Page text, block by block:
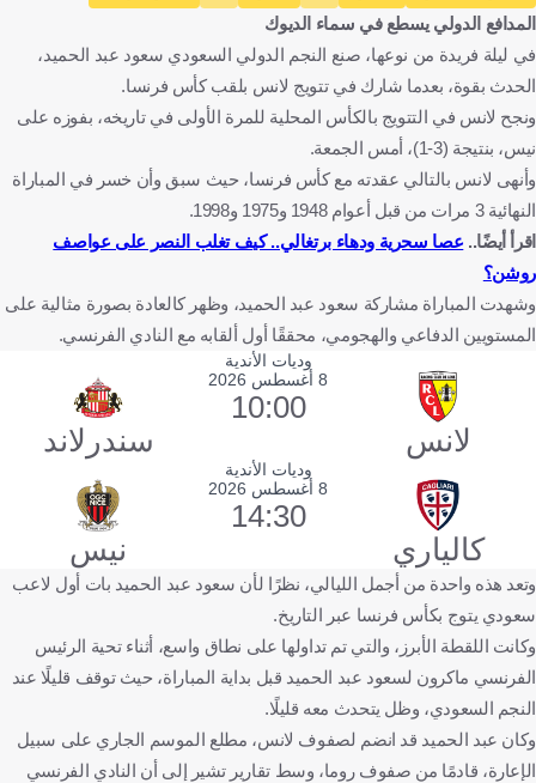
سعود عبد الحميد
دوري روشن السعودي
المملكة العربية السعودية
كرة قدم
المدافع الدولي يسطع في سماء الديوك
في ليلة فريدة من نوعها، صنع النجم الدولي السعودي سعود عبد الحميد،
الحدث بقوة، بعدما شارك في تتويج لانس بلقب كأس فرنسا.
ونجح لانس في التتويج بالكأس المحلية للمرة الأولى في تاريخه، بفوزه على
نيس، بنتيجة (3-1)، أمس الجمعة.
وأنهى لانس بالتالي عقدته مع كأس فرنسا، حيث سبق وأن خسر في المباراة
النهائية 3 مرات من قبل أعوام 1948 و1975 و1998.
اقرأ أيضًا.. عصا سحرية ودهاء برتغالي.. كيف تغلب النصر على عواصف
روشن؟
وشهدت المباراة مشاركة سعود عبد الحميد، وظهر كالعادة بصورة مثالية على
المستويين الدفاعي والهجومي، محققًا أول ألقابه مع النادي الفرنسي.
وديات الأندية
لانس
8 أغسطس 2026
10:00
سندرلاند
وديات الأندية
كالياري
8 أغسطس 2026
14:30
نيس
وتعد هذه واحدة من أجمل الليالي، نظرًا لأن سعود عبد الحميد بات أول لاعب
سعودي يتوج بكأس فرنسا عبر التاريخ.
وكانت اللقطة الأبرز، والتي تم تداولها على نطاق واسع، أثناء تحية الرئيس
الفرنسي ماكرون لسعود عبد الحميد قبل بداية المباراة، حيث توقف قليلًا عند
النجم السعودي، وظل يتحدث معه قليلًا.
وكان عبد الحميد قد انضم لصفوف لانس، مطلع الموسم الجاري على سبيل
الإعارة، قادمًا من صفوف روما، وسط تقارير تشير إلى أن النادي الفرنسي